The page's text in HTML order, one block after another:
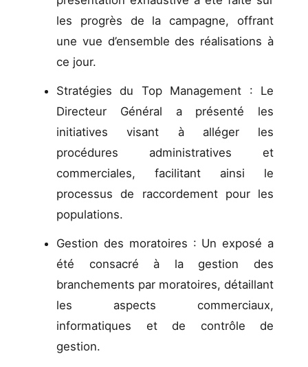
les progrès de la campagne, offrant
une vue d’ensemble des réalisations à
ce jour.
Stratégies du Top Management : Le
Directeur Général a présenté les
initiatives visant à alléger les
procédures administratives et
commerciales, facilitant ainsi le
processus de raccordement pour les
populations.
Gestion des moratoires : Un exposé a
été consacré à la gestion des
branchements par moratoires, détaillant
les aspects commerciaux,
informatiques et de contrôle de
gestion.